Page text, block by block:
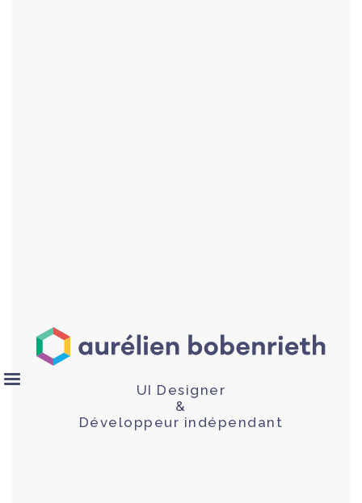
UI Designer
&
Développeur indépendant